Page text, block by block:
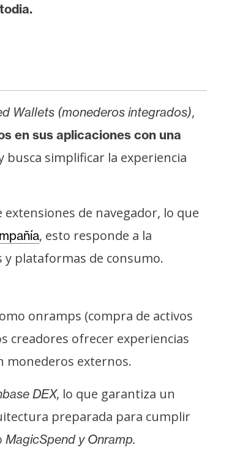
Wallets (monederos integrados),
en sus aplicaciones con una
busca simplificar la experiencia
de navegador, lo que
, esto responde a la
y plataformas de consumo.
onramps (compra de activos
creadores ofrecer experiencias
monederos externos.
DEX, lo que garantiza un
preparada para cumplir
MagicSpend y Onramp.